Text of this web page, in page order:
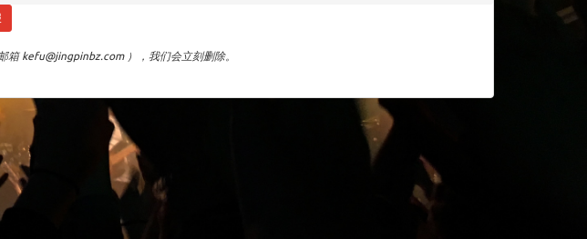
kefu@jingpinbz.com ），我们会立刻删除。